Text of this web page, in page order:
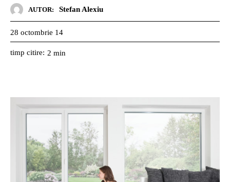
AUTOR: Stefan Alexiu
28 octombrie 14
timp citire: 2 min